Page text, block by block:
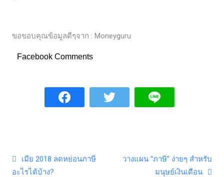
ขอขอบคุณข้อมูลดีๆจาก : Moneyguru
Facebook Comments
Post navigation
เมีย 2018 ลดหย่อนภาษี
อะไรได้บ้าง?
วางแผน “ภาษี” ง่ายๆ สำหรับ
มนุษย์เงินเดือน